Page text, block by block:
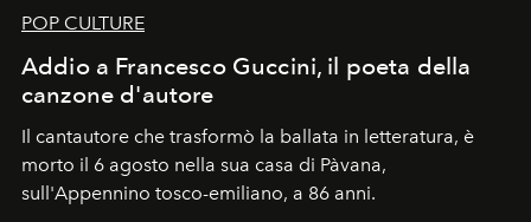
POP CULTURE
Addio a Francesco Guccini, il poeta della
canzone d'autore
Il cantautore che trasformò la ballata in letteratura, è
morto il 6 agosto nella sua casa di Pàvana,
sull'Appennino tosco-emiliano, a 86 anni.